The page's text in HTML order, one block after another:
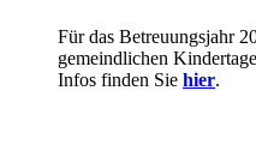
Für das Betreuungsjahr
gemeindlichen
Infos finden Sie hier.